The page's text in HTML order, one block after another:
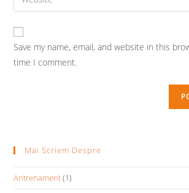
comment
address
comment
your
website
URL
(optional)
Save my name, email, and website in this
time I comment.
Mai Scriem Despre
Antrenament(1)